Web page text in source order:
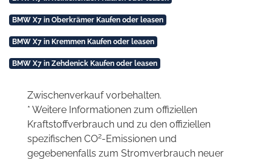
BMW X7 in Oberkrämer Kaufen oder leasen
BMW X7 in Kremmen Kaufen oder leasen
BMW X7 in Zehdenick Kaufen oder leasen
Zwischenverkauf vorbehalten.
* Weitere Informationen zum offiziellen
Kraftstoffverbrauch und zu den offiziellen
spezifischen CO2-Emissionen und
gegebenenfalls zum Stromverbrauch neuer